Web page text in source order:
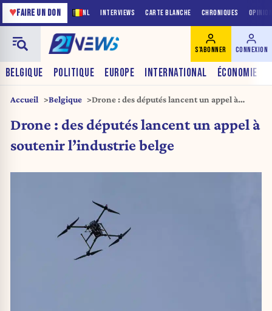
NL INTERVIEWS CARTE BLANCHE CHRONIQUES
♥FAIRE UN DON
BELGIQUE POLITIQUE EUROPE INTERNATIONAL ÉCONOMIE
S'ABONNER CONNEXION
Accueil Belgique
Drone : des députés lancent un appel à
Drone : des députés lancent un appel à
soutenir l’industrie belge